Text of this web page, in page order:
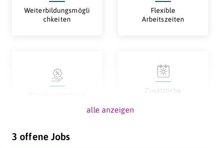
Weiterbildungsmögli
chkeiten
Flexible
Arbeitszeiten
Zusätzliche
alle anzeigen
3 offene Jobs